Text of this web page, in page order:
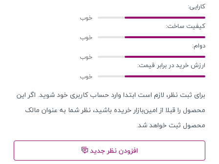
کارایی:
کیفیت ساخت:
دوام:
ارزش خرید در برابر قیمت:
برای ثبت نظر، لازم است ابتدا وارد حساب کاربری خود شوید. اگر این
محصول را قبلا از امین‌بازار خریده باشید، نظر شما به عنوان مالک
محصول ثبت خواهد شد.
افزودن نظر جدید